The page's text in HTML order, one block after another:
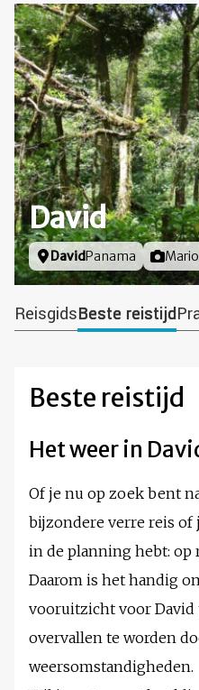
David
Locatie
David Panama Foto
ReisgidsBeste reistijd
Beste reistijd
Het weer in
Of je nu op zoek bent
bijzondere verre reis of
in de planning hebt: op
Daarom is het handig
vooruitzicht voor
overvallen te worden
weersomstandigheden.